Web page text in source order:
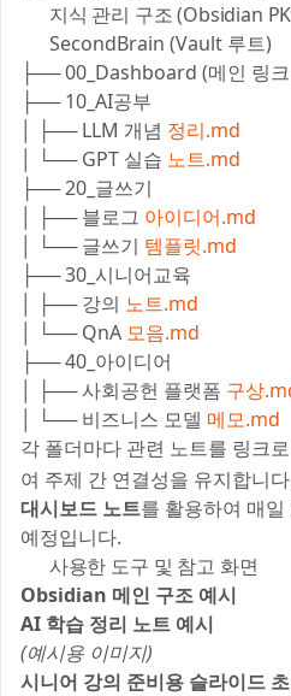
🔹 지식 관리 구조 (Obsidian
📂 SecondBrain (Vault 루트)
├── 00_Dashboard (메인 링
├── 10_AI공부
│ ├── LLM 개념 정리.md
│ └── GPT 실습 노트.md
├── 20_글쓰기
│ ├── 블로그 아이디어.md
│ └── 글쓰기 템플릿.md
├── 30_시니어교육
│ ├── 강의 노트.md
│ └── QnA 모음.md
├── 40_아이디어
│ ├── 사회공헌 플랫폼 구상
│ └── 비즈니스 모델 메모.md
각 폴더마다 관련 노트를 링크
여 주제 간 연결성을 유지합니
대시보드 노트를 활용하여 매
예정입니다.
🛠 사용한 도구 및 참고 화면
Obsidian 메인 구조 예시
AI 학습 정리 노트 예시
(예시용 이미지)
시니어 강의 준비용 슬라이드